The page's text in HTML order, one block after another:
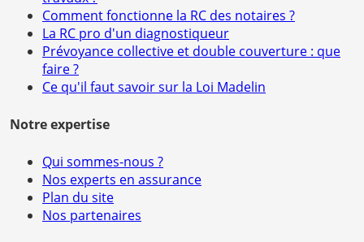
Comment fonctionne la RC des notaires ?
La RC pro d'un diagnostiqueur
Prévoyance collective et double couverture : que
faire ?
Ce qu'il faut savoir sur la Loi Madelin
Notre expertise
Qui sommes-nous ?
Nos experts en assurance
Plan du site
Nos partenaires